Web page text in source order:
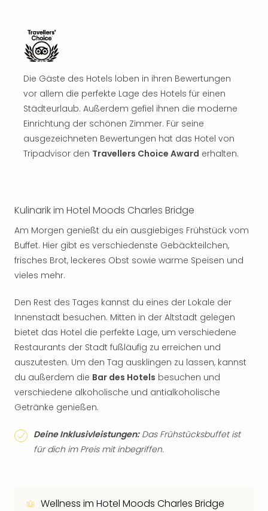
Die Gäste des Hotels loben in ihren Bewertungen
vor allem die perfekte Lage des Hotels für einen
Städteurlaub. Außerdem gefiel ihnen die moderne
Einrichtung der schönen Zimmer. Für seine
ausgezeichneten Bewertungen hat das Hotel von
Tripadvisor den Travellers Choice Award erhalten.
Kulinarik im Hotel Moods Charles Bridge
Am Morgen genießt du ein ausgiebiges Frühstück vom
Buffet. Hier gibt es verschiedenste Gebäckteilchen,
frisches Brot, leckeres Obst sowie warme Speisen und
vieles mehr.
Den Rest des Tages kannst du eines der Lokale der
Innenstadt besuchen. Mitten in der Altstadt gelegen
bietet das Hotel die perfekte Lage, um verschiedene
Restaurants der Stadt fußläufig zu erreichen und
auszutesten. Um den Tag ausklingen zu lassen, kannst
du außerdem die Bar des Hotels besuchen und
verschiedene alkoholische und antialkoholische
Getränke genießen.
Deine Inklusivleistungen:Das Frühstücksbuffet ist
für dich im Preis mit inbegriffen.
Wellness im Hotel Moods Charles Bridge